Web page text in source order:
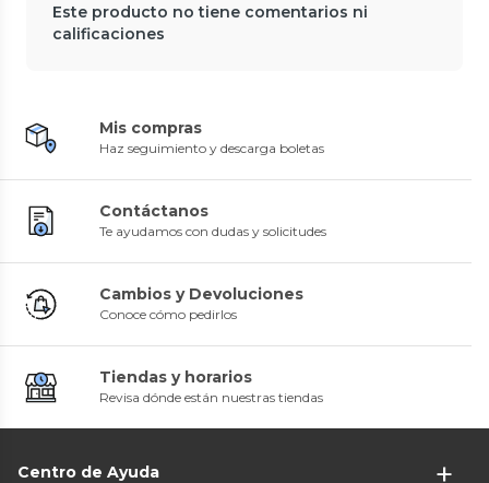
Este producto no tiene comentarios ni
calificaciones
Mis compras
Haz seguimiento y descarga boletas
Contáctanos
Te ayudamos con dudas y solicitudes
Cambios y Devoluciones
Conoce cómo pedirlos
Tiendas y horarios
Revisa dónde están nuestras tiendas
Centro de Ayuda